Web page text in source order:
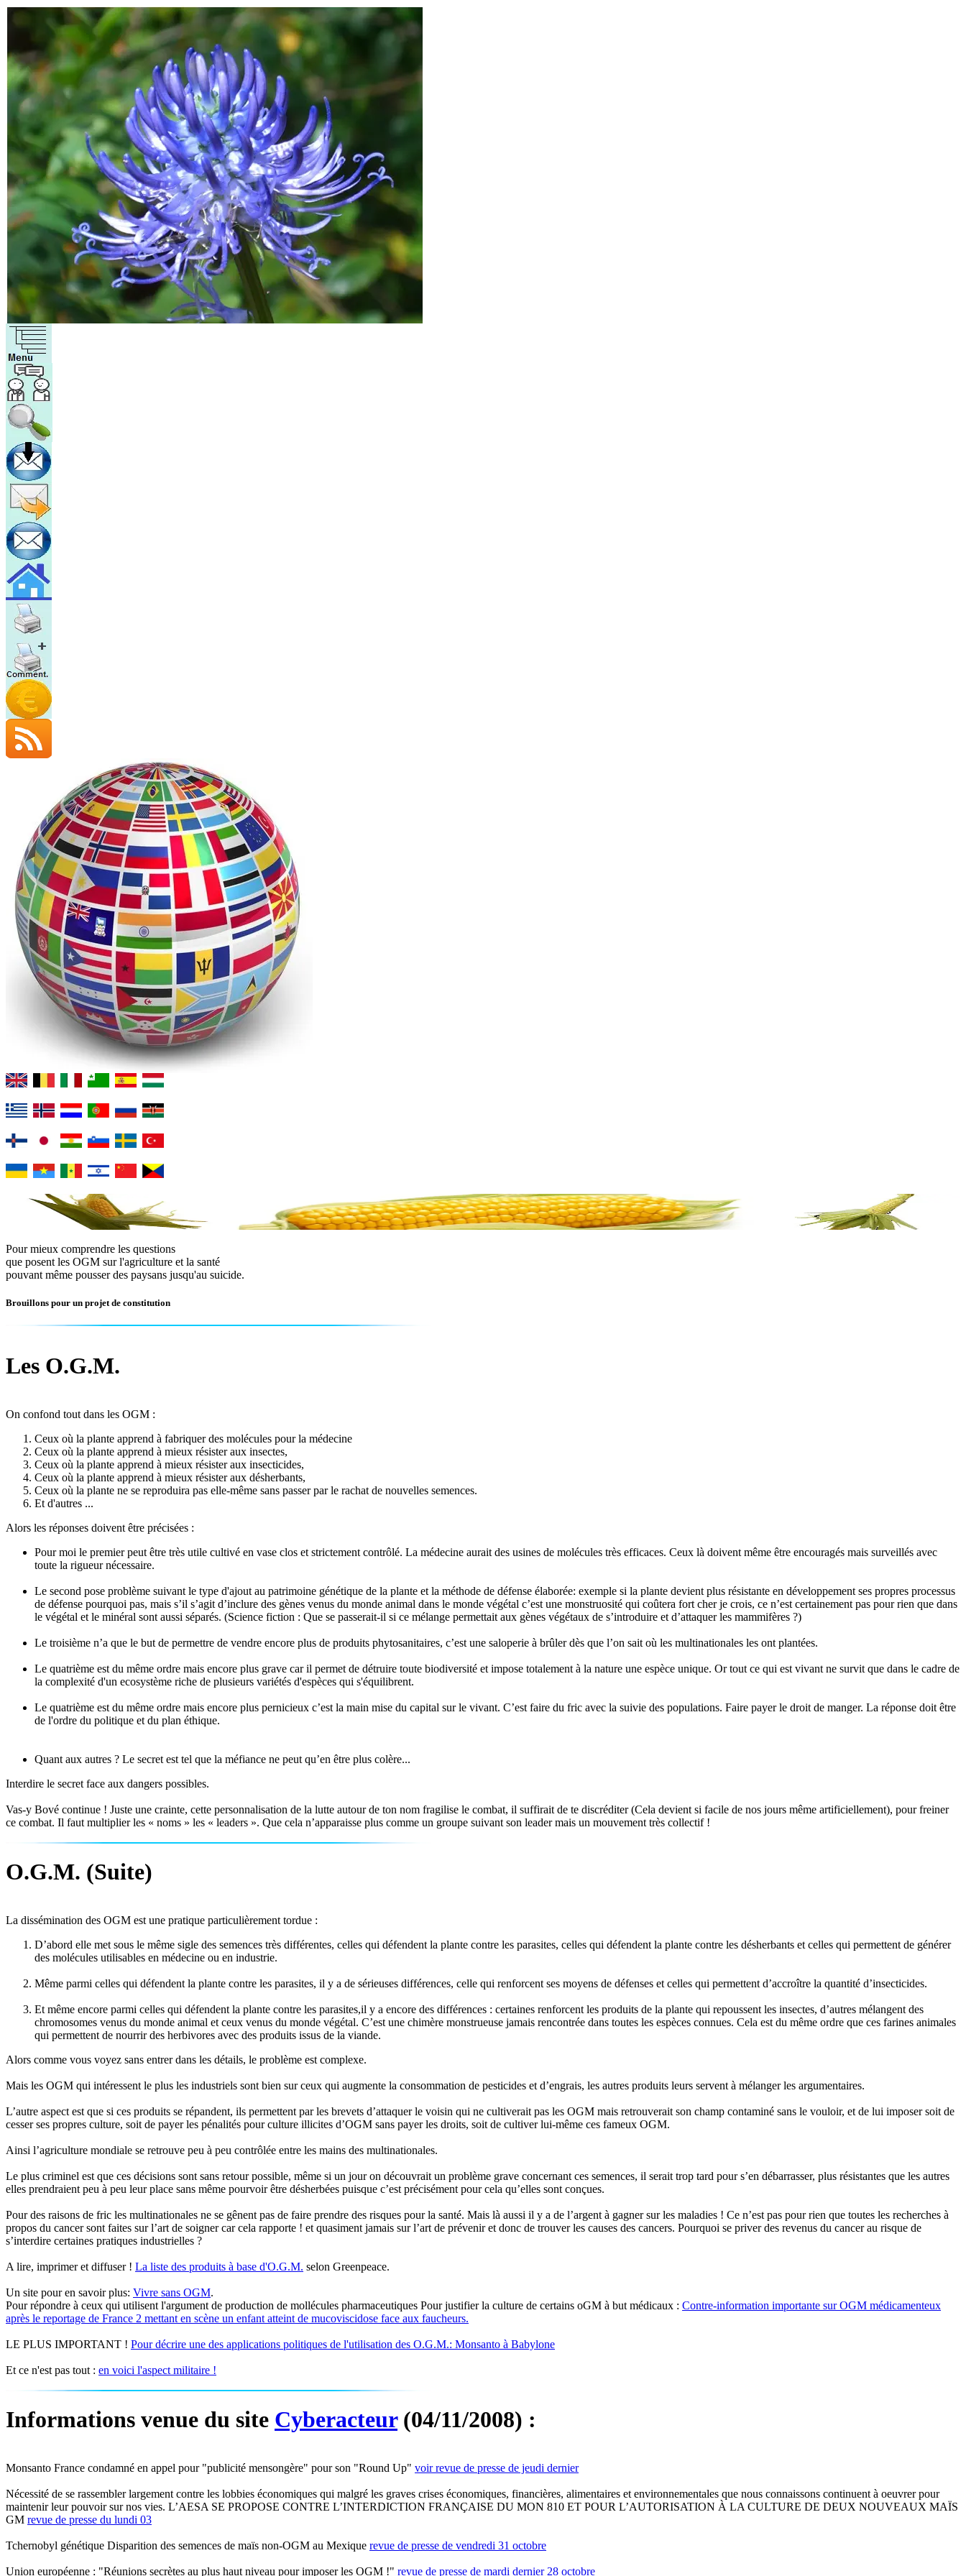
Pour mieux comprendre les questions
que posent les OGM sur l'agriculture et la santé
pouvant même pousser des paysans jusqu'au suicide.
Brouillons pour un projet de constitution
Les O.G.M.
On confond tout dans les OGM :
Ceux où la plante apprend à fabriquer des molécules pour la médecine
Ceux où la plante apprend à mieux résister aux insectes,
Ceux où la plante apprend à mieux résister aux insecticides,
Ceux où la plante apprend à mieux résister aux désherbants,
Ceux où la plante ne se reproduira pas elle-même sans passer par le rachat de nouvelles semences.
Et d'autres ...
Alors les réponses doivent être précisées :
Pour moi le premier peut être très utile cultivé en vase clos et strictement contrôlé. La médecine aurait des usines de molécules très efficaces. Ceux là doivent même être encouragés mais surveillés avec
toute la rigueur nécessaire.
Le second pose problème suivant le type d'ajout au patrimoine génétique de la plante et la méthode de défense élaborée: exemple si la plante devient plus résistante en développement ses propres processus
de défense pourquoi pas, mais s’il s’agit d’inclure des gènes venus du monde animal dans le monde végétal c’est une monstruosité qui coûtera fort cher je crois, ce n’est certainement pas pour rien que dans
le végétal et le minéral sont aussi séparés. (Science fiction : Que se passerait-il si ce mélange permettait aux gènes végétaux de s’introduire et d’attaquer les mammifères ?)
Le troisième n’a que le but de permettre de vendre encore plus de produits phytosanitaires, c’est une saloperie à brûler dès que l’on sait où les multinationales les ont plantées.
Le quatrième est du même ordre mais encore plus grave car il permet de détruire toute biodiversité et impose totalement à la nature une espèce unique. Or tout ce qui est vivant ne survit que dans le cadre de
la complexité d'un ecosystème riche de plusieurs variétés d'espèces qui s'équilibrent.
Le quatrième est du même ordre mais encore plus pernicieux c’est la main mise du capital sur le vivant. C’est faire du fric avec la suivie des populations. Faire payer le droit de manger. La réponse doit être
de l'ordre du politique et du plan éthique.
Quant aux autres ? Le secret est tel que la méfiance ne peut qu’en être plus colère...
Interdire le secret face aux dangers possibles.
Vas-y Bové continue ! Juste une crainte, cette personnalisation de la lutte autour de ton nom fragilise le combat, il suffirait de te discréditer (Cela devient si facile de nos jours même artificiellement), pour freiner
ce combat. Il faut multiplier les « noms » les « leaders ». Que cela n’apparaisse plus comme un groupe suivant son leader mais un mouvement très collectif !
O.G.M. (Suite)
La dissémination des OGM est une pratique particulièrement tordue :
D’abord elle met sous le même sigle des semences très différentes, celles qui défendent la plante contre les parasites, celles qui défendent la plante contre les désherbants et celles qui permettent de générer
des molécules utilisables en médecine ou en industrie.
Même parmi celles qui défendent la plante contre les parasites, il y a de sérieuses différences, celle qui renforcent ses moyens de défenses et celles qui permettent d’accroître la quantité d’insecticides.
Et même encore parmi celles qui défendent la plante contre les parasites,il y a encore des différences : certaines renforcent les produits de la plante qui repoussent les insectes, d’autres mélangent des
chromosomes venus du monde animal et ceux venus du monde végétal. C’est une chimère monstrueuse jamais rencontrée dans toutes les espèces connues. Cela est du même ordre que ces farines animales
qui permettent de nourrir des herbivores avec des produits issus de la viande.
Alors comme vous voyez sans entrer dans les détails, le problème est complexe.
Mais les OGM qui intéressent le plus les industriels sont bien sur ceux qui augmente la consommation de pesticides et d’engrais, les autres produits leurs servent à mélanger les argumentaires.
L’autre aspect est que si ces produits se répandent, ils permettent par les brevets d’attaquer le voisin qui ne cultiverait pas les OGM mais retrouverait son champ contaminé sans le vouloir, et de lui imposer soit de
cesser ses propres culture, soit de payer les pénalités pour culture illicites d’OGM sans payer les droits, soit de cultiver lui-même ces fameux OGM.
Ainsi l’agriculture mondiale se retrouve peu à peu contrôlée entre les mains des multinationales.
Le plus criminel est que ces décisions sont sans retour possible, même si un jour on découvrait un problème grave concernant ces semences, il serait trop tard pour s’en débarrasser, plus résistantes que les autres
elles prendraient peu à peu leur place sans même pourvoir être désherbées puisque c’est précisément pour cela qu’elles sont conçues.
Pour des raisons de fric les multinationales ne se gênent pas de faire prendre des risques pour la santé. Mais là aussi il y a de l’argent à gagner sur les maladies ! Ce n’est pas pour rien que toutes les recherches à
propos du cancer sont faites sur l’art de soigner car cela rapporte ! et quasiment jamais sur l’art de prévenir et donc de trouver les causes des cancers. Pourquoi se priver des revenus du cancer au risque de
s’interdire certaines pratiques industrielles ?
A lire, imprimer et diffuser ! La liste des produits à base d'O.G.M. selon Greenpeace.
Un site pour en savoir plus: Vivre sans OGM.
Pour répondre à ceux qui utilisent l'argument de production de mollécules pharmaceutiques Pour justifier la culture de certains oGM à but médicaux : Contre-information importante sur OGM médicamenteux
après le reportage de France 2 mettant en scène un enfant atteint de mucoviscidose face aux faucheurs.
LE PLUS IMPORTANT ! Pour décrire une des applications politiques de l'utilisation des O.G.M.: Monsanto à Babylone
Et ce n'est pas tout : en voici l'aspect militaire !
Informations venue du site Cyberacteur(04/11/2008) :
Monsanto France condamné en appel pour "publicité mensongère" pour son "Round Up" voir revue de presse de jeudi dernier
Nécessité de se rassembler largement contre les lobbies économiques qui malgré les graves crises économiques, financières, alimentaires et environnementales que nous connaissons continuent à oeuvrer pour
maintenir leur pouvoir sur nos vies. L’AESA SE PROPOSE CONTRE L’INTERDICTION FRANÇAISE DU MON 810 ET POUR L’AUTORISATION À LA CULTURE DE DEUX NOUVEAUX MAÏS
GM revue de presse du lundi 03
Tchernobyl génétique Disparition des semences de maïs non-OGM au Mexique revue de presse de vendredi 31 octobre
Union européenne : "Réunions secrètes au plus haut niveau pour imposer les OGM !" revue de presse de mardi dernier 28 octobre